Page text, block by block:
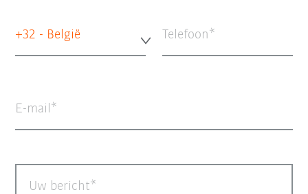
+32 - België Telefoon
E-mail
Uw bericht